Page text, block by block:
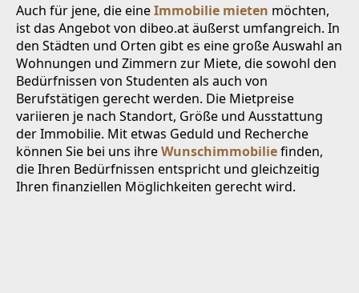
Auch für jene, die eineImmobilie mieten möchten,
ist das Angebot von dibeo.at äußerst umfangreich. In
den Städten und Orten gibt es eine große Auswahl an
Wohnungen und Zimmern zur Miete, die sowohl den
Bedürfnissen von Studenten als auch von
Berufstätigen gerecht werden. Die Mietpreise
variieren je nach Standort, Größe und Ausstattung
der Immobilie. Mit etwas Geduld und Recherche
können Sie bei uns ihreWunschimmobiliefinden,
die Ihren Bedürfnissen entspricht und gleichzeitig
Ihren finanziellen Möglichkeiten gerecht wird.